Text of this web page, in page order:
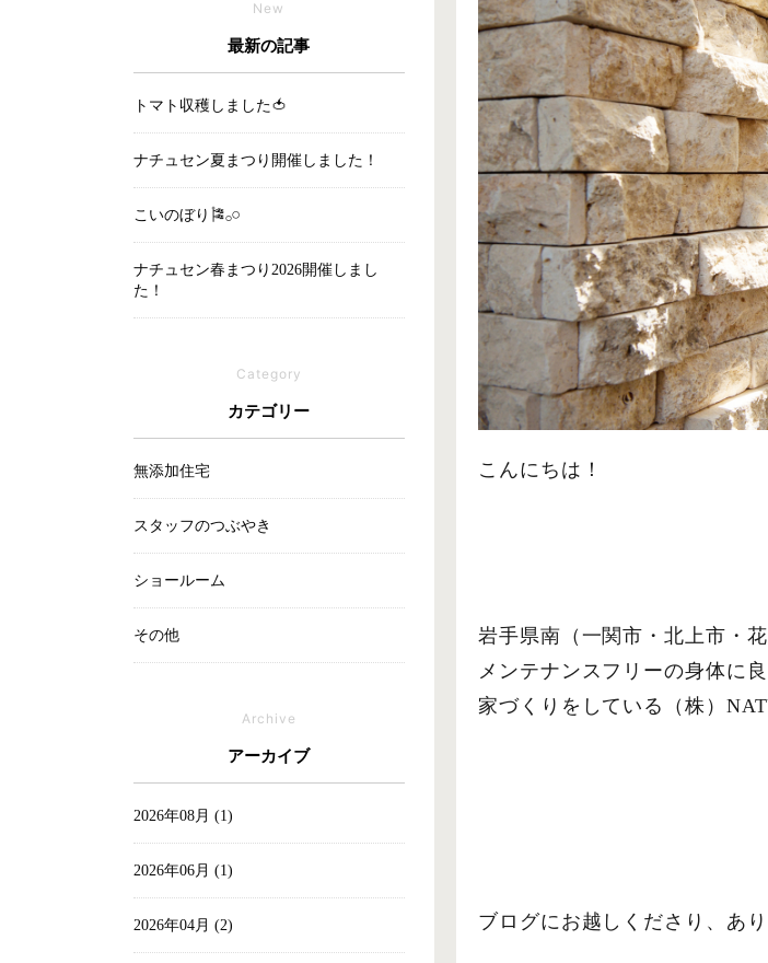
こんにちは！
岩手県南（一関市・北上市・
メンテナンスフリーの身体に
家づくりをしている（株）
ブログにお越しくださり、あ
New
最新の記事
トマト収穫しました🍅
ナチュセン夏まつり開催しました！
こいのぼり🎏‪𓂂𓏸
ナチュセン春まつり2026開催しまし
た！
Category
カテゴリー
無添加住宅
スタッフのつぶやき
ショールーム
その他
Archive
アーカイブ
2026年08月 (1)
2026年06月 (1)
2026年04月 (2)